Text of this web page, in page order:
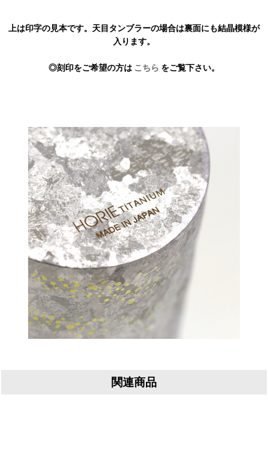
上は印字の見本です。天目タンブラーの場合は裏面にも結晶模様が
入ります。
◎刻印をご希望の方は こちら をご覧下さい。
関連商品